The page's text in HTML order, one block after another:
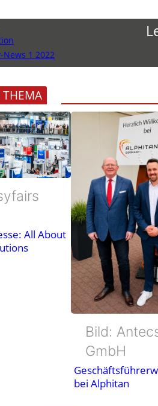
1 2022
All About
Bild:
GmbH
bei Alphitan